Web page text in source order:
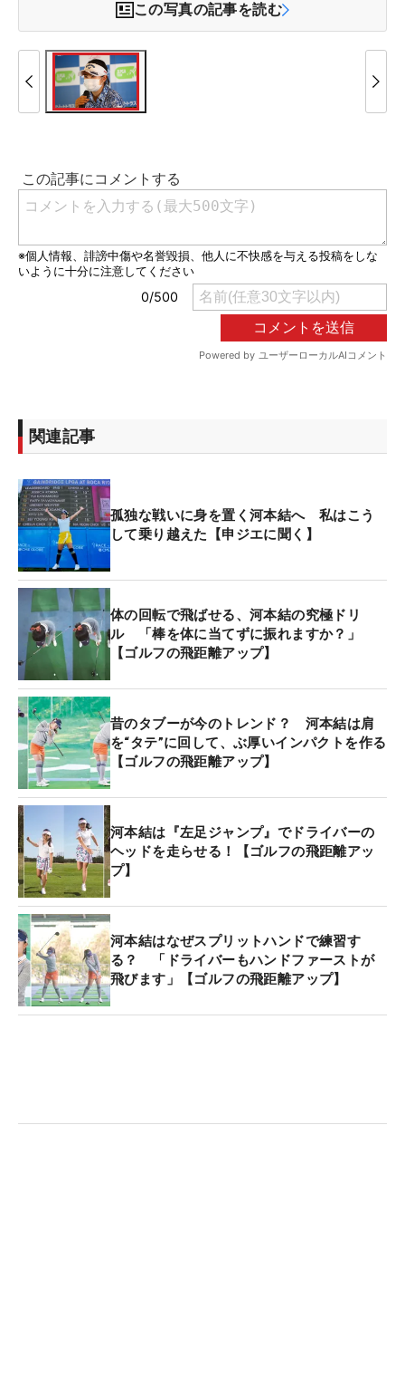
この写真の記事を読む
関連記事
孤独な戦いに身を置く河本結へ 私はこう
して乗り越えた【申ジエに聞く】
体の回転で飛ばせる、河本結の究極ドリ
ル 「棒を体に当てずに振れますか？」
【ゴルフの飛距離アップ】
昔のタブーが今のトレンド？ 河本結は肩
を“タテ”に回して、ぶ厚いインパクトを作る
【ゴルフの飛距離アップ】
河本結は『左足ジャンプ』でドライバーの
ヘッドを走らせる！【ゴルフの飛距離アッ
プ】
河本結はなぜスプリットハンドで練習す
る？ 「ドライバーもハンドファーストが
飛びます」【ゴルフの飛距離アップ】